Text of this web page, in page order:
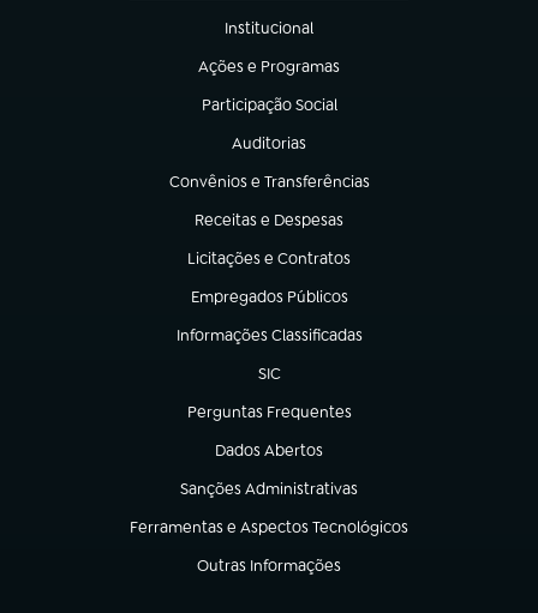
Institucional
(abre em nova aba)
Ações e Programas
(abre em nova aba)
Participação Social
(abre em nova aba)
Auditorias
(abre em nova aba)
Convênios e Transferências
(abre em nova aba)
Receitas e Despesas
(abre em nova aba)
Licitações e Contratos
(abre em nova aba)
Empregados Públicos
(abre em nova aba)
Informações Classificadas
(abre em nova aba)
SIC
(abre em nova aba)
Perguntas Frequentes
(abre em nova aba)
Dados Abertos
(abre em nova aba)
Sanções Administrativas
(abre em nova aba)
Ferramentas e Aspectos Tecnológicos
(abre em nova aba)
Outras Informações
(abre em nova aba)